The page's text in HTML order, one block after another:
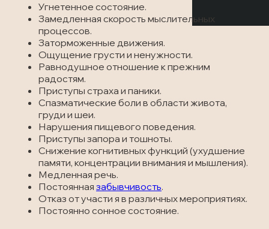
Угнетенное состояние.
Замедленная скорость мыслительных
процессов.
Заторможенные движения.
Ощущение грусти и ненужности.
Равнодушное отношение к прежним
радостям.
Приступы страха и паники.
Спазматические боли в области живота,
груди и шеи.
Нарушения пищевого поведения.
Приступы запора и тошноты.
Снижение когнитивных функций (ухудшение
памяти, концентрации внимания и мышления).
Медленная речь.
Постоянная забывчивость.
Отказ от участи я в различных мероприятиях.
Постоянно сонное состояние.